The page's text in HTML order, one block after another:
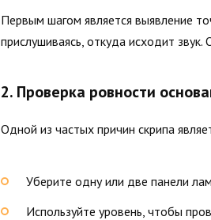
Первым шагом является выявление
прислушиваясь, откуда исходит
2. Проверка ровности
Одной из частых причин скрипа
Уберите одну или две панели
Используйте уровень, чтобы